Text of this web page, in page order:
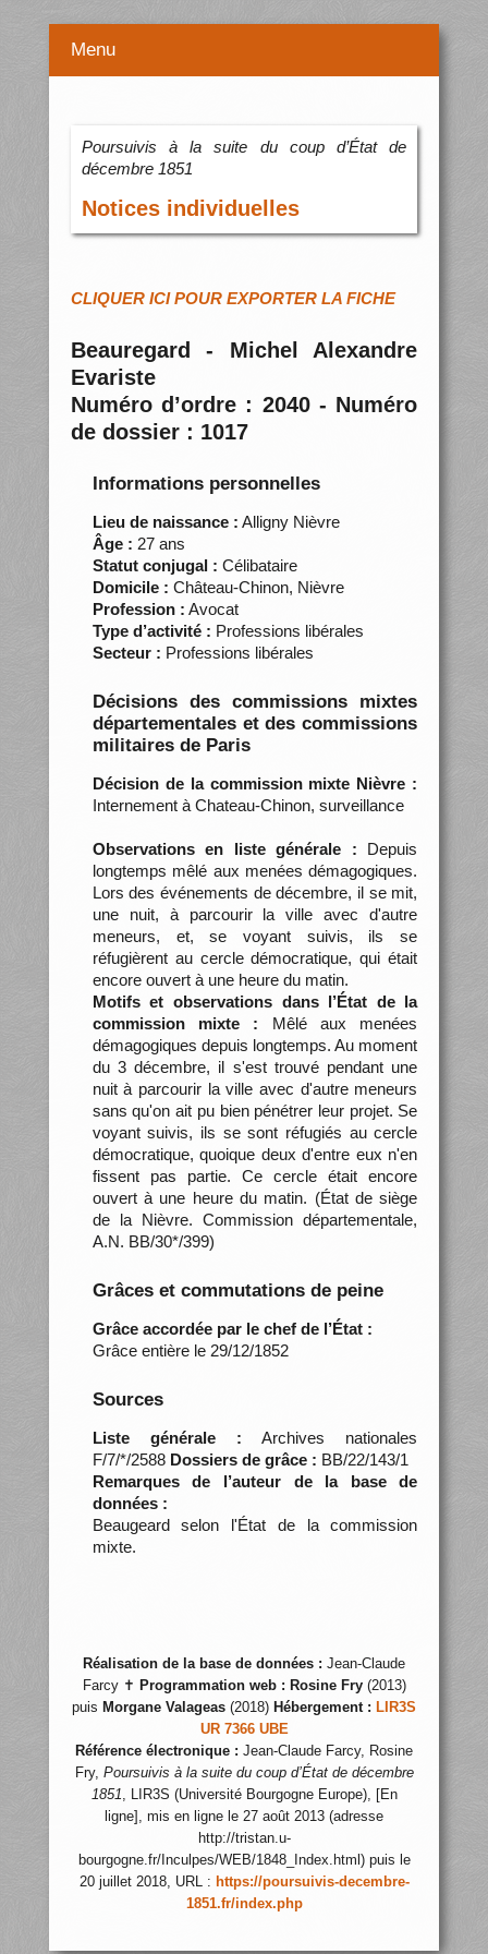
Menu
Poursuivis à la suite du coup d’État de
décembre 1851
Notices individuelles
CLIQUER ICI POUR EXPORTER LA FICHE
Beauregard - Michel Alexandre
Evariste
Numéro d’ordre : 2040 - Numéro
de dossier : 1017
Informations personnelles
Lieu de naissance : Alligny Nièvre
Âge : 27 ans
Statut conjugal : Célibataire
Domicile : Château-Chinon, Nièvre
Profession : Avocat
Type d’activité : Professions libérales
Secteur : Professions libérales
Décisions des commissions mixtes
départementales et des commissions
militaires de Paris
Décision de la commission mixte Nièvre :
Internement à Chateau-Chinon, surveillance
Observations en liste générale : Depuis
longtemps mêlé aux menées démagogiques.
Lors des événements de décembre, il se mit,
une nuit, à parcourir la ville avec d'autre
meneurs, et, se voyant suivis, ils se
réfugièrent au cercle démocratique, qui était
encore ouvert à une heure du matin.
Motifs et observations dans l’État de la
commission mixte : Mêlé aux menées
démagogiques depuis longtemps. Au moment
du 3 décembre, il s'est trouvé pendant une
nuit à parcourir la ville avec d'autre meneurs
sans qu'on ait pu bien pénétrer leur projet. Se
voyant suivis, ils se sont réfugiés au cercle
démocratique, quoique deux d'entre eux n'en
fissent pas partie. Ce cercle était encore
ouvert à une heure du matin. (État de siège
de la Nièvre. Commission départementale,
A.N. BB/30*/399)
Grâces et commutations de peine
Grâce accordée par le chef de l’État :
Grâce entière le 29/12/1852
Sources
Liste générale : Archives nationales
F/7/*/2588 Dossiers de grâce : BB/22/143/1
Remarques de l’auteur de la base de
données :
Beaugeard selon l'État de la commission
mixte.
Réalisation de la base de données : Jean-Claude
Farcy ✝ Programmation web : Rosine Fry(2013)
puis Morgane Valageas (2018) Hébergement : LIR3S
UR 7366 UBE
Référence électronique : Jean-Claude Farcy, Rosine
Fry, Poursuivis à la suite du coup d’État de décembre
1851, LIR3S (Université Bourgogne Europe), [En
ligne], mis en ligne le 27 août 2013 (adresse
http://tristan.u-
bourgogne.fr/Inculpes/WEB/1848_Index.html) puis le
20 juillet 2018, URL : https://poursuivis-decembre-
1851.fr/index.php